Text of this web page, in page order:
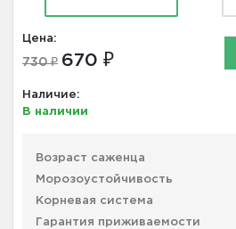
Цена:
730 ₽ 670 ₽
Наличие:
В наличии
Возраст саженца
Морозоустойчивость
Корневая система
Гарантия приживаемости